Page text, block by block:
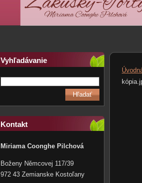
Vyhľadávanie
Kontakt
Miriama Coonghe Pilchová
Boženy Němcovej 117/39
972 43 Zemianske Kostoľany